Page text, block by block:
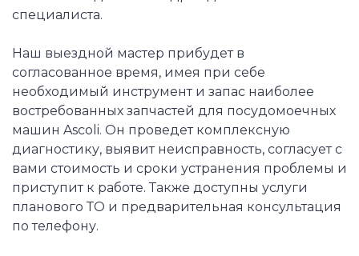
специалиста.
Наш выездной мастер прибудет в
согласованное время, имея при себе
необходимый инструмент и запас наиболее
востребованных запчастей для посудомоечных
машин Ascoli. Он проведет комплексную
диагностику, выявит неисправность, согласует с
вами стоимость и сроки устранения проблемы и
приступит к работе. Также доступны услуги
планового ТО и предварительная консультация
по телефону.